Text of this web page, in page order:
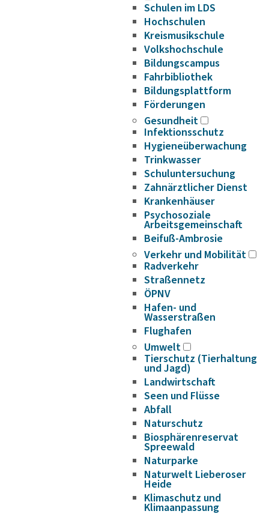
Schulen im LDS
Hochschulen
Kreismusikschule
Volkshochschule
Bildungscampus
Fahrbibliothek
Bildungsplattform
Förderungen
Gesundheit
Infektionsschutz
Hygieneüberwachung
Trinkwasser
Schuluntersuchung
Zahnärztlicher Dienst
Krankenhäuser
Psychosoziale
Arbeitsgemeinschaft
Beifuß-Ambrosie
Verkehr und Mobilität
Radverkehr
Straßennetz
ÖPNV
Hafen- und
Wasserstraßen
Flughafen
Umwelt
Tierschutz (Tierhaltung
und Jagd)
Landwirtschaft
Seen und Flüsse
Abfall
Naturschutz
Biosphärenreservat
Spreewald
Naturparke
Naturwelt Lieberoser
Heide
Klimaschutz und
Klimaanpassung